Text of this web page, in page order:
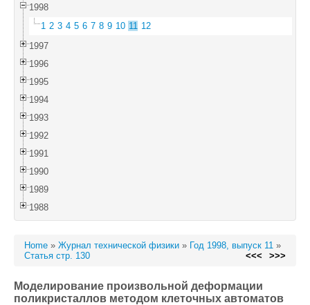
1998
1 2 3 4 5 6 7 8 9 10 11 12
1997
1996
1995
1994
1993
1992
1991
1990
1989
1988
Home » Журнал технической физики » Год 1998, выпуск 11 »
Статья стр. 130
<<< >>>
Моделирование произвольной деформации
поликристаллов методом клеточных автоматов